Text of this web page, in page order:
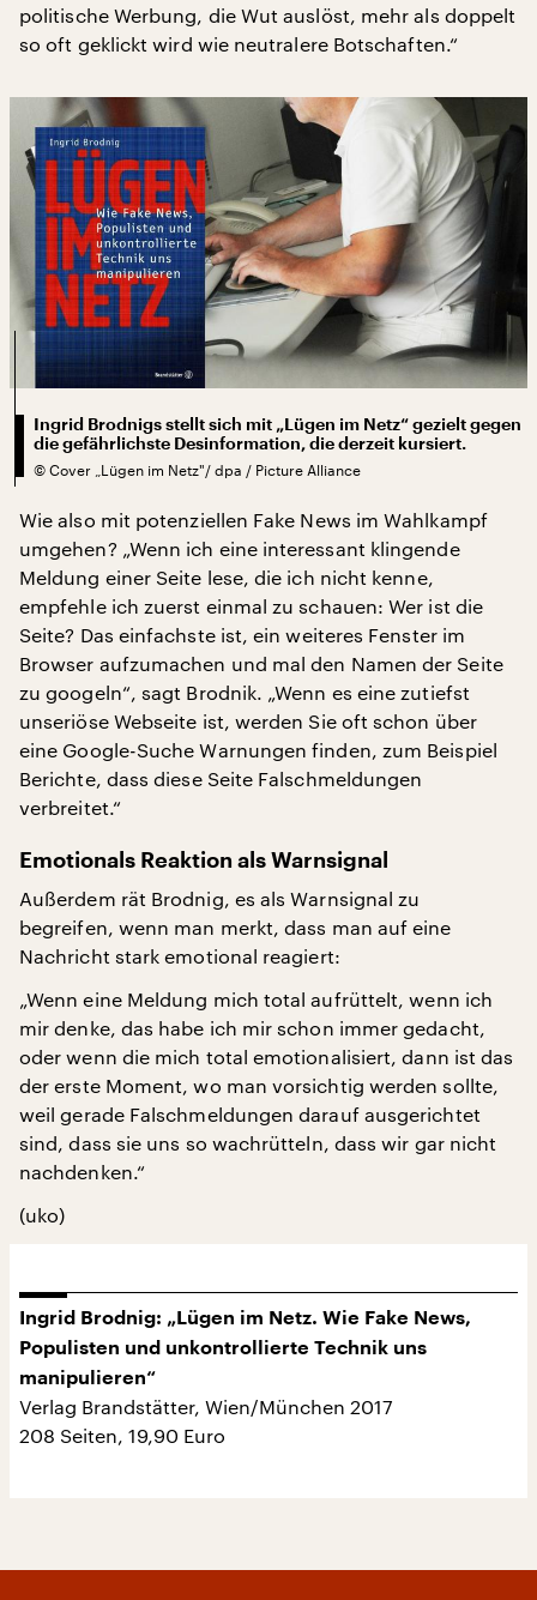
politische Werbung, die Wut auslöst, mehr als doppelt
so oft geklickt wird wie neutralere Botschaften.“
Ingrid Brodnigs stellt sich mit „Lügen im Netz“ gezielt gegen
die gefährlichste Desinformation, die derzeit kursiert.
© Cover „Lügen im Netz"/ dpa / Picture Alliance
Wie also mit potenziellen Fake News im Wahlkampf
umgehen? „Wenn ich eine interessant klingende
Meldung einer Seite lese, die ich nicht kenne,
empfehle ich zuerst einmal zu schauen: Wer ist die
Seite? Das einfachste ist, ein weiteres Fenster im
Browser aufzumachen und mal den Namen der Seite
zu googeln“, sagt Brodnik. „Wenn es eine zutiefst
unseriöse Webseite ist, werden Sie oft schon über
eine Google-Suche Warnungen finden, zum Beispiel
Berichte, dass diese Seite Falschmeldungen
verbreitet.“
Emotionals Reaktion als Warnsignal
Außerdem rät Brodnig, es als Warnsignal zu
begreifen, wenn man merkt, dass man auf eine
Nachricht stark emotional reagiert:
„Wenn eine Meldung mich total aufrüttelt, wenn ich
mir denke, das habe ich mir schon immer gedacht,
oder wenn die mich total emotionalisiert, dann ist das
der erste Moment, wo man vorsichtig werden sollte,
weil gerade Falschmeldungen darauf ausgerichtet
sind, dass sie uns so wachrütteln, dass wir gar nicht
nachdenken.“
(uko)
Ingrid Brodnig: „Lügen im Netz. Wie Fake News,
Populisten und unkontrollierte Technik uns
manipulieren“
Verlag Brandstätter, Wien/München 2017
208 Seiten, 19,90 Euro